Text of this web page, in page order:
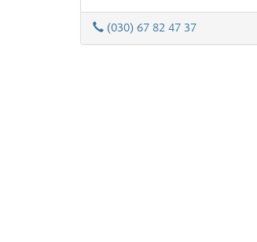
(030) 67 82 47 37